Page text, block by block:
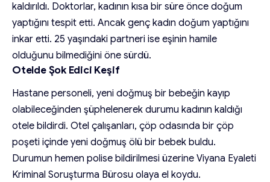
kaldırıldı. Doktorlar, kadının kısa bir süre önce doğum
yaptığını tespit etti. Ancak genç kadın doğum yaptığını
inkar etti. 25 yaşındaki partneri ise eşinin hamile
olduğunu bilmediğini öne sürdü.
Otelde Şok Edici Keşif
Hastane personeli, yeni doğmuş bir bebeğin kayıp
olabileceğinden şüphelenerek durumu kadının kaldığı
otele bildirdi. Otel çalışanları, çöp odasında bir çöp
poşeti içinde yeni doğmuş ölü bir bebek buldu.
Durumun hemen polise bildirilmesi üzerine Viyana Eyaleti
Kriminal Soruşturma Bürosu olaya el koydu.